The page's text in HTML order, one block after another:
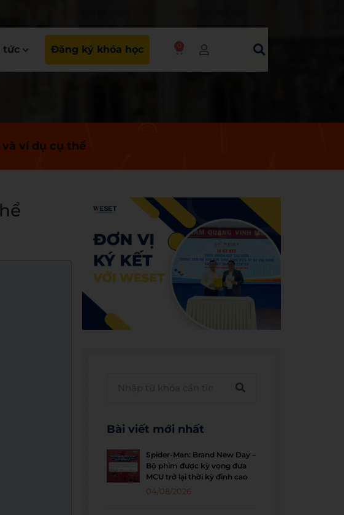
tức Đăng ký khóa học 0
ví dụ cụ thể
Bài viết mới nhất
Spider-Man: Brand New Day –
Bộ phim được kỳ vọng đưa
MCU trở lại thời kỳ đỉnh cao
04/08/2026